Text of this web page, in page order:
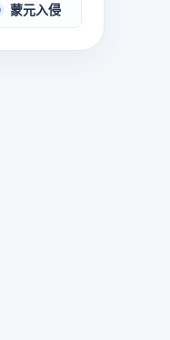
蒙元入侵